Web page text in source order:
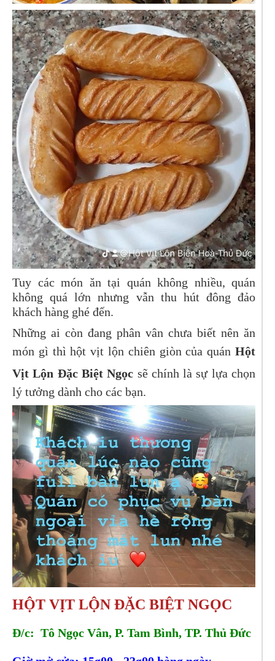
Tuy các món ăn tại quán không nhiều, quán
không quá lớn nhưng vẫn thu hút đông đảo
khách hàng ghé đến.
Những ai còn đang phân vân chưa biết nên ăn
món gì thì hột vịt lộn chiên giòn của quán Hột
Vịt Lộn Đặc Biệt Ngọc sẽ chính là sự lựa chọn
lý tưởng dành cho các bạn.
HỘT VỊT LỘN ĐẶC BIỆT NGỌC
Đ/c: Tô Ngọc Vân, P. Tam Bình, TP. Thủ Đức